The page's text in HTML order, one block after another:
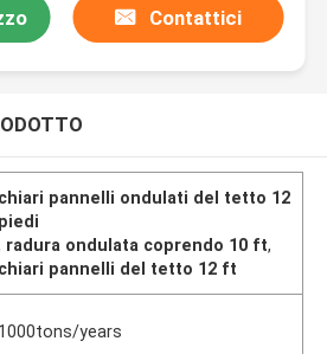
Contattici
chiari pannelli ondulati del tetto 12
piedi
radura ondulata coprendo 10 ft,
chiari pannelli del tetto 12 ft
1000tons/years